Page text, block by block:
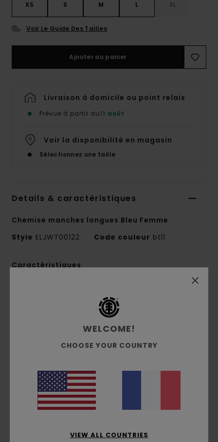
XS S M L XL
Voir Le Guide Des Tailles
Ajouter au panier
Livraison à domicile ou point relais
Prévue à partir du11 août
Voir la disponibilité en magasin
Sélectionnez une taille
Details & caractéristiques
Chemise manches longues Bleu Femme
Style ELJWT00122 Code couleur btl1
Caractéristiques
tissé teint à carreaux [165 g/m2]
décontractée
Étiquette drapeau sur la couture latérale
Composition[Matière principale] 100% coton
biologique
WELCOME!
CHOOSE YOUR COUNTRY
VIEW ALL COUNTRIES